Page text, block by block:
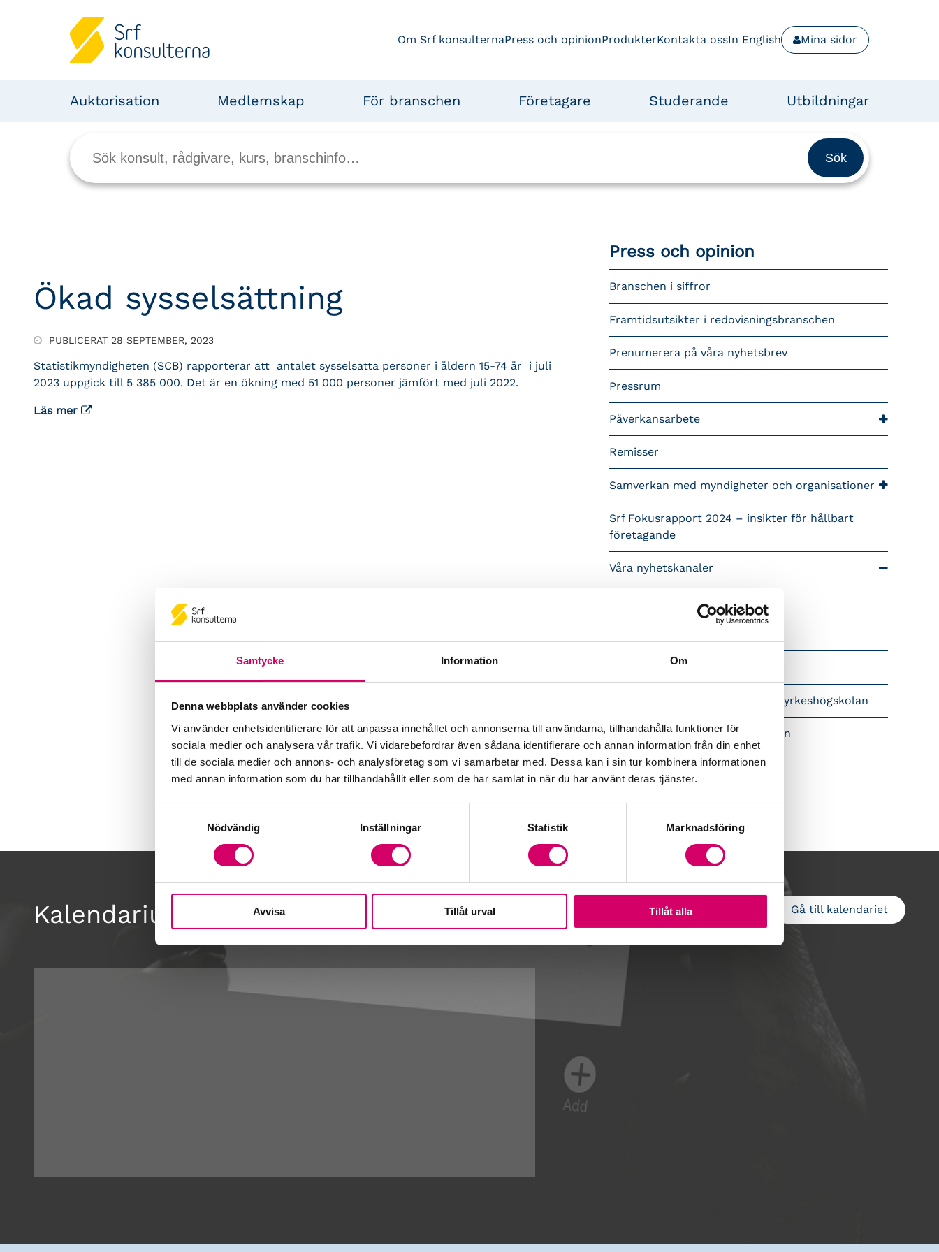
Samtycke Information Om
Denna webbplats använder cookies
Vi använder enhetsidentifierare för att anpassa innehållet och annonserna till användarna, tillhandahålla funktioner för
sociala medier och analysera vår trafik. Vi vidarebefordrar även sådana identifierare och annan information från din enhet
till de sociala medier och annons- och analysföretag som vi samarbetar med. Dessa kan i sin tur kombinera informationen
med annan information som du har tillhandahållit eller som de har samlat in när du har använt deras tjänster.
Nödvändig
Inställningar Statistik Marknadsföring
Avvisa Tillåt urval Tillåt alla
Om Srf konsulternaPress och opinionProdukterKontakta ossIn English Mina sidor
Auktorisation Medlemskap För branschen Företagare Studerande Utbildningar
Ökad sysselsättning
PUBLICERAT 28 SEPTEMBER, 2023
Statistikmyndigheten (SCB) rapporterar att antalet sysselsatta personer i åldern 15-74 år i juli
2023 uppgick till 5 385 000. Det är en ökning med 51 000 personer jämfört med juli 2022.
Läs mer
Press och opinion
Branschen i siffror
Framtidsutsikter i redovisningsbranschen
Prenumerera på våra nyhetsbrev
Pressrum
Påverkansarbete
Remisser
Samverkan med myndigheter och organisationer
Srf Fokusrapport 2024 – insikter för hållbart
företagande
Våra nyhetskanaler
Tidningen Konsulten
Följ oss i sociala medier
Öppet brev till Myndigheten för yrkeshögskolan
Framtidsutsikter i lönebranschen
Kalendarium Gå till kalendariet
Lägg till i kalender